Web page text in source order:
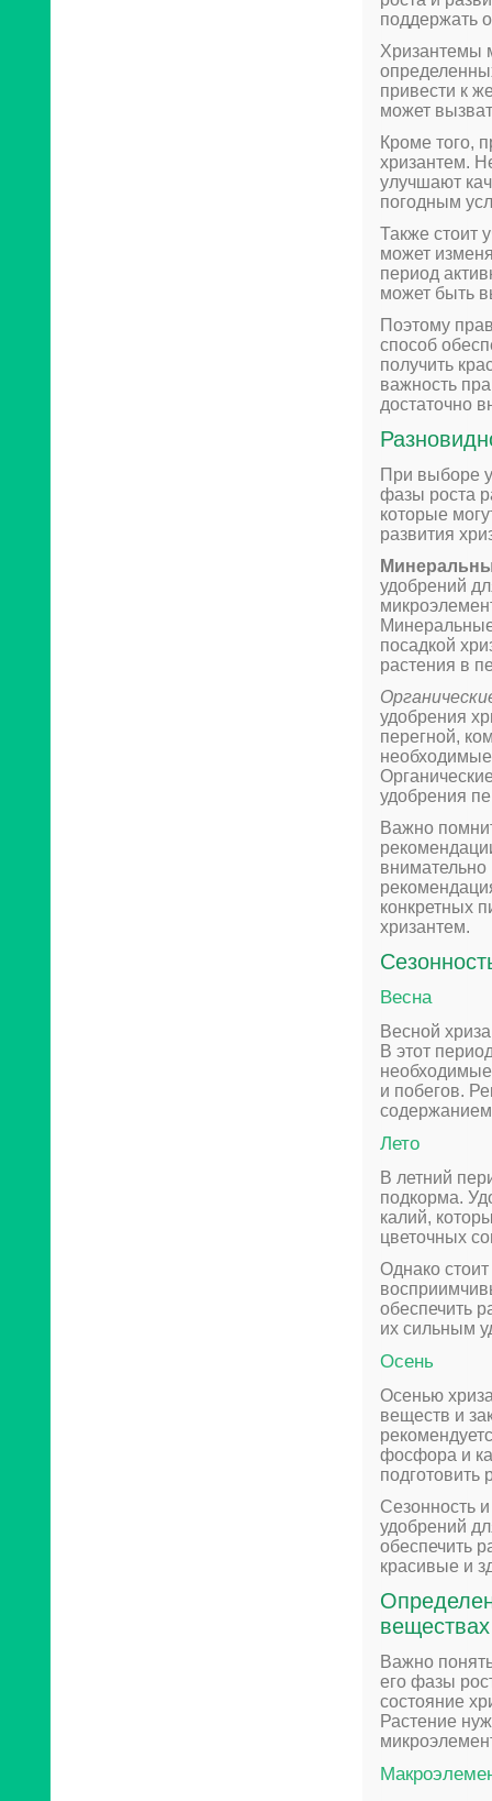
поддержать
Хризантемы
привести к
может
Кроме того,
хризантем.
улучшают
погодным
Также стоит
может
период
может быть
Поэтому
способ
получить
важность
достаточно
При выборе
фазы роста
которые
развития
удобрений
посадкой
растения в
удобрения
перегной,
удобрения
Важно
внимательно
конкретных
хризантем.
Весна
Весной
В этот
и побегов.
содержанием
Лето
В летний
подкорма.
калий,
цветочных
Однако
обеспечить
их сильным
Осень
Осенью
веществ и
фосфора и
подготовить
Сезонность
удобрений
обеспечить
красивые и
веществах
Важно
его фазы
состояние
Растение